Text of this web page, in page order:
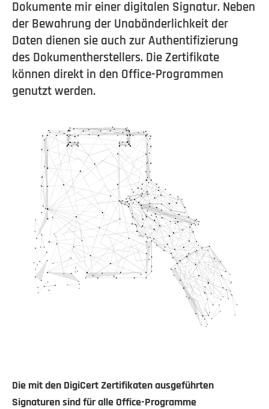
Dokumente mir einer digitalen Signatur. Neben
der Bewahrung der Unabänderlichkeit der
Daten dienen sie auch zur Authentifizierung
des Dokumentherstellers. Die Zertifikate
können direkt in den Office-Programmen
genutzt werden.
Die mit den DigiCert Zertifikaten ausgeführten
Signaturen sind für alle Office-Programme